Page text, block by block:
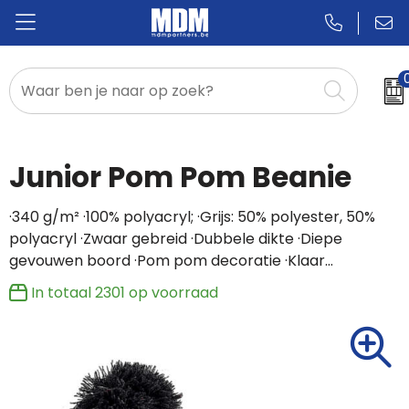
Relatiegeschenken
Sportkleding
Junior Pom Pom Beanie
·340 g/m² ·100% polyacryl; ·Grijs: 50% polyester, 50%
polyacryl ·Zwaar gebreid ·Dubbele dikte ·Diepe
gevouwen boord ·Pom pom decoratie ·Klaar…
In totaal2301 op voorraad